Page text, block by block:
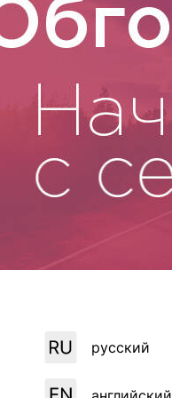
ИИ в образовании
Студентам
Преподавателям
русский